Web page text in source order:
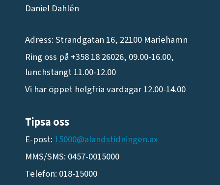
Daniel Dahlén
Adress: Strandgatan 16, 22100 Mariehamn
Ring oss på +358 18 26026, 09.00-16.00,
lunchstängt 11.00-12.00
Vi har öppet helgfria vardagar 12.00-14.00
Tipsa oss
E-post:15000@alandstidningen.ax
MMS/SMS: 0457-0015000
Telefon: 018-15000